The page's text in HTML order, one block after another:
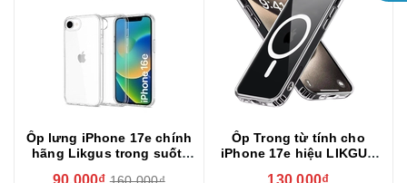
Ốp lưng iPhone 17e chính
hãng Likgus trong suốt,
90.000₫
Ốp Trong từ tính cho
iPhone 17e hiệu LIKGUS
130.000₫